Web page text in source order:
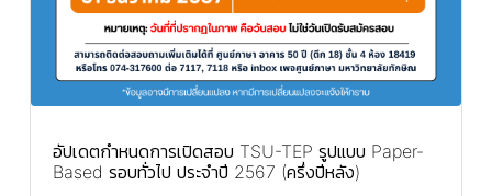
อัปเดตกำหนดการเปิดสอบ TSU-TEP รูปแบบ Paper-
Based รอบทั่วไป ประจำปี 2567 (ครึ่งปีหลัง)